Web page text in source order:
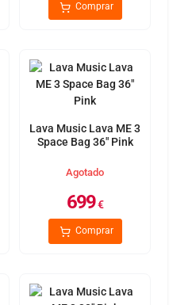
Comprar
Lava Music Lava ME 3
Space Bag 36" Pink
Agotado
699€
Comprar